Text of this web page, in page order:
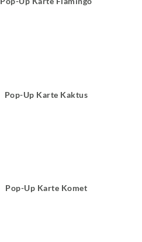
Pop-Up Karte Kaktus
Pop-Up Karte Komet